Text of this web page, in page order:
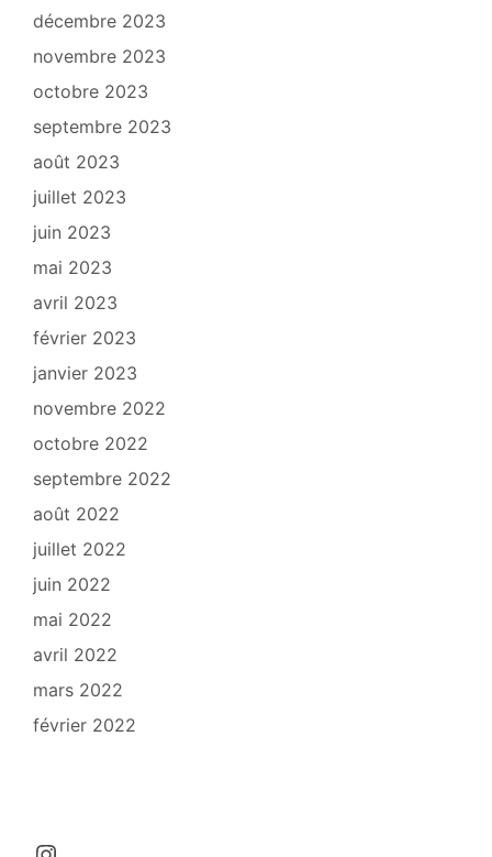
décembre 2023
novembre 2023
octobre 2023
septembre 2023
août 2023
juillet 2023
juin 2023
mai 2023
avril 2023
février 2023
janvier 2023
novembre 2022
octobre 2022
septembre 2022
août 2022
juillet 2022
juin 2022
mai 2022
avril 2022
mars 2022
février 2022